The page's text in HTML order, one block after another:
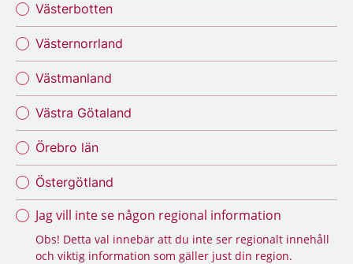
Västerbotten
Västernorrland
Västmanland
Västra Götaland
Örebro län
Östergötland
Jag vill inte se någon regional information
Obs! Detta val innebär att du inte ser regionalt innehåll
och viktig information som gäller just din region.